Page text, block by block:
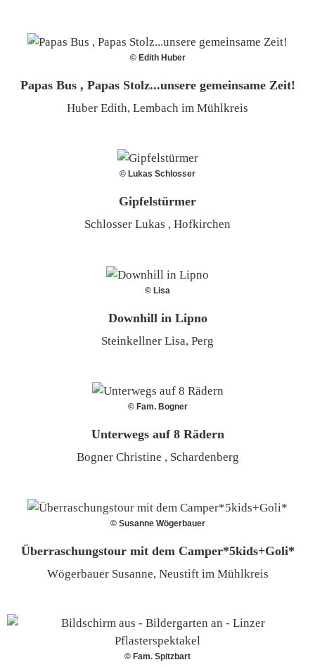
© Edith Huber
Papas Bus , Papas Stolz...unsere gemeinsame Zeit!
Huber Edith, Lembach im Mühlkreis
© Lukas Schlosser
Gipfelstürmer
Schlosser Lukas , Hofkirchen
© Lisa
Downhill in Lipno
Steinkellner Lisa, Perg
© Fam. Bogner
Unterwegs auf 8 Rädern
Bogner Christine , Schardenberg
© Susanne Wögerbauer
Überraschungstour mit dem Camper*5kids+Goli*
Wögerbauer Susanne, Neustift im Mühlkreis
© Fam. Spitzbart